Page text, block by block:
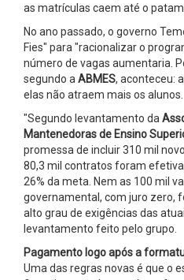
as matrículas caem até o
No ano passado, o governo
Fies" para "racionalizar o
número de vagas aumentaria.
segundo a ABMES, aconteceu:
elas não atraem mais os alunos.
"Segundo levantamento da
Mantenedoras de Ensino
promessa de incluir 310 mil
80,3 mil contratos foram
26% da meta. Nem as 100 mil
governamental, com juro zero,
alto grau de exigências das
levantamento feito pelo grupo.
Pagamento logo após a
Uma das regras novas é que o